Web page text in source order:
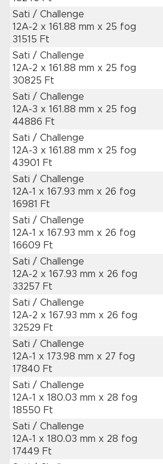
Sati / Challenge
12A-2 x 161.88 mm x 25 fog
31515 Ft
Sati / Challenge
12A-2 x 161.88 mm x 25 fog
30825 Ft
Sati / Challenge
12A-3 x 161.88 mm x 25 fog
44886 Ft
Sati / Challenge
12A-3 x 161.88 mm x 25 fog
43901 Ft
Sati / Challenge
12A-1 x 167.93 mm x 26 fog
16981 Ft
Sati / Challenge
12A-1 x 167.93 mm x 26 fog
16609 Ft
Sati / Challenge
12A-2 x 167.93 mm x 26 fog
33257 Ft
Sati / Challenge
12A-2 x 167.93 mm x 26 fog
32529 Ft
Sati / Challenge
12A-1 x 173.98 mm x 27 fog
17840 Ft
Sati / Challenge
12A-1 x 180.03 mm x 28 fog
18550 Ft
Sati / Challenge
12A-1 x 180.03 mm x 28 fog
17449 Ft